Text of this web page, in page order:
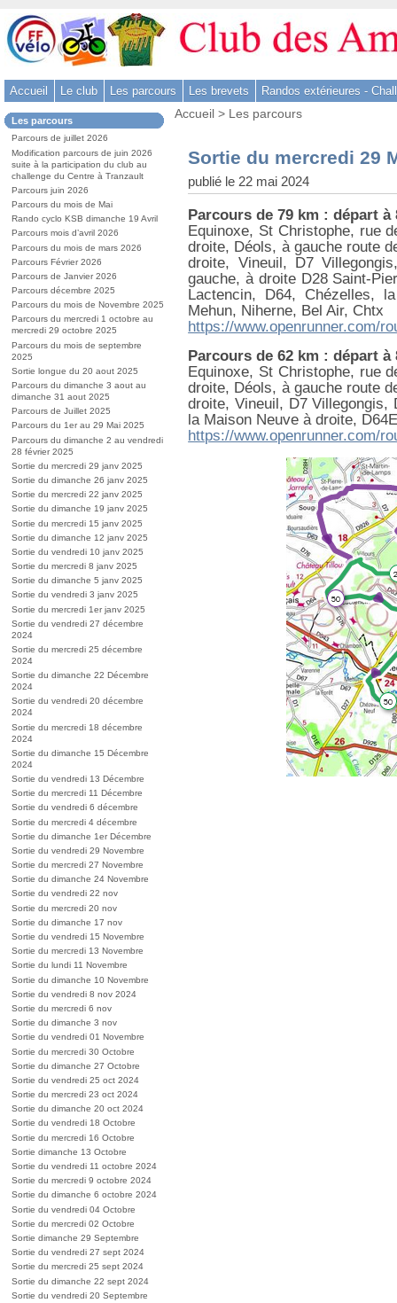
Aller
au
contenu
Aller
menu
-
Aller
à
la
recherche
Accueil Le club Les parcours Les brevets Randos extérieures -
Dans
la
rubrique
:
Les parcours
Parcours de juillet 2026
Modification parcours de juin 2026
suite à la participation du club au
challenge du Centre à Tranzault
Parcours juin 2026
Parcours du mois de Mai
Rando cyclo KSB dimanche 19 Avril
Parcours mois d’avril 2026
Parcours du mois de mars 2026
Parcours Février 2026
Parcours de Janvier 2026
Parcours décembre 2025
Parcours du mois de Novembre 2025
Parcours du mercredi 1 octobre au
mercredi 29 octobre 2025
Parcours du mois de septembre
2025
Sortie longue du 20 aout 2025
Parcours du dimanche 3 aout au
dimanche 31 aout 2025
Parcours de Juillet 2025
Parcours du 1er au 29 Mai 2025
Parcours du dimanche 2 au vendredi
28 février 2025
Sortie du mercredi 29 janv 2025
Sortie du dimanche 26 janv 2025
Sortie du mercredi 22 janv 2025
Sortie du dimanche 19 janv 2025
Sortie du mercredi 15 janv 2025
Sortie du dimanche 12 janv 2025
Sortie du vendredi 10 janv 2025
Sortie du mercredi 8 janv 2025
Sortie du dimanche 5 janv 2025
Sortie du vendredi 3 janv 2025
Sortie du mercredi 1er janv 2025
Sortie du vendredi 27 décembre
2024
Sortie du mercredi 25 décembre
2024
Sortie du dimanche 22 Décembre
2024
Sortie du vendredi 20 décembre
2024
Sortie du mercredi 18 décembre
2024
Sortie du dimanche 15 Décembre
2024
Sortie du vendredi 13 Décembre
Sortie du mercredi 11 Décembre
Sortie du vendredi 6 décembre
Sortie du mercredi 4 décembre
Sortie du dimanche 1er Décembre
Sortie du vendredi 29 Novembre
Sortie du mercredi 27 Novembre
Sortie du dimanche 24 Novembre
Sortie du vendredi 22 nov
Sortie du mercredi 20 nov
Sortie du dimanche 17 nov
Sortie du vendredi 15 Novembre
Sortie du mercredi 13 Novembre
Sortie du lundi 11 Novembre
Sortie du dimanche 10 Novembre
Sortie du vendredi 8 nov 2024
Sortie du mercredi 6 nov
Sortie du dimanche 3 nov
Sortie du vendredi 01 Novembre
Sortie du mercredi 30 Octobre
Sortie du dimanche 27 Octobre
Sortie du vendredi 25 oct 2024
Sortie du mercredi 23 oct 2024
Sortie du dimanche 20 oct 2024
Sortie du vendredi 18 Octobre
Sortie du mercredi 16 Octobre
Sortie dimanche 13 Octobre
Sortie du vendredi 11 octobre 2024
Sortie du mercredi 9 octobre 2024
Sortie du dimanche 6 octobre 2024
Sortie du vendredi 04 Octobre
Sortie du mercredi 02 Octobre
Sortie dimanche 29 Septembre
Sortie du vendredi 27 sept 2024
Sortie du mercredi 25 sept 2024
Sortie du dimanche 22 sept 2024
Sortie du vendredi 20 Septembre
Vous
Accueil > Les parcours
Sortie du mercredi 29
publié le 22 mai 2024
Parcours de 79 km : départ à
Equinoxe, St Christophe, rue
droite, Déols, à gauche route
droite, Vineuil, D7
gauche, à droite D28 Saint-
Lactencin, D64, Chézelles,
Mehun, Niherne, Bel Air, Chtx
https://www.openrunner.com/
Parcours de 62 km : départ à
Equinoxe, St Christophe, rue
droite, Déols, à gauche route
droite, Vineuil, D7
la Maison Neuve à droite,
https://www.openrunner.com/